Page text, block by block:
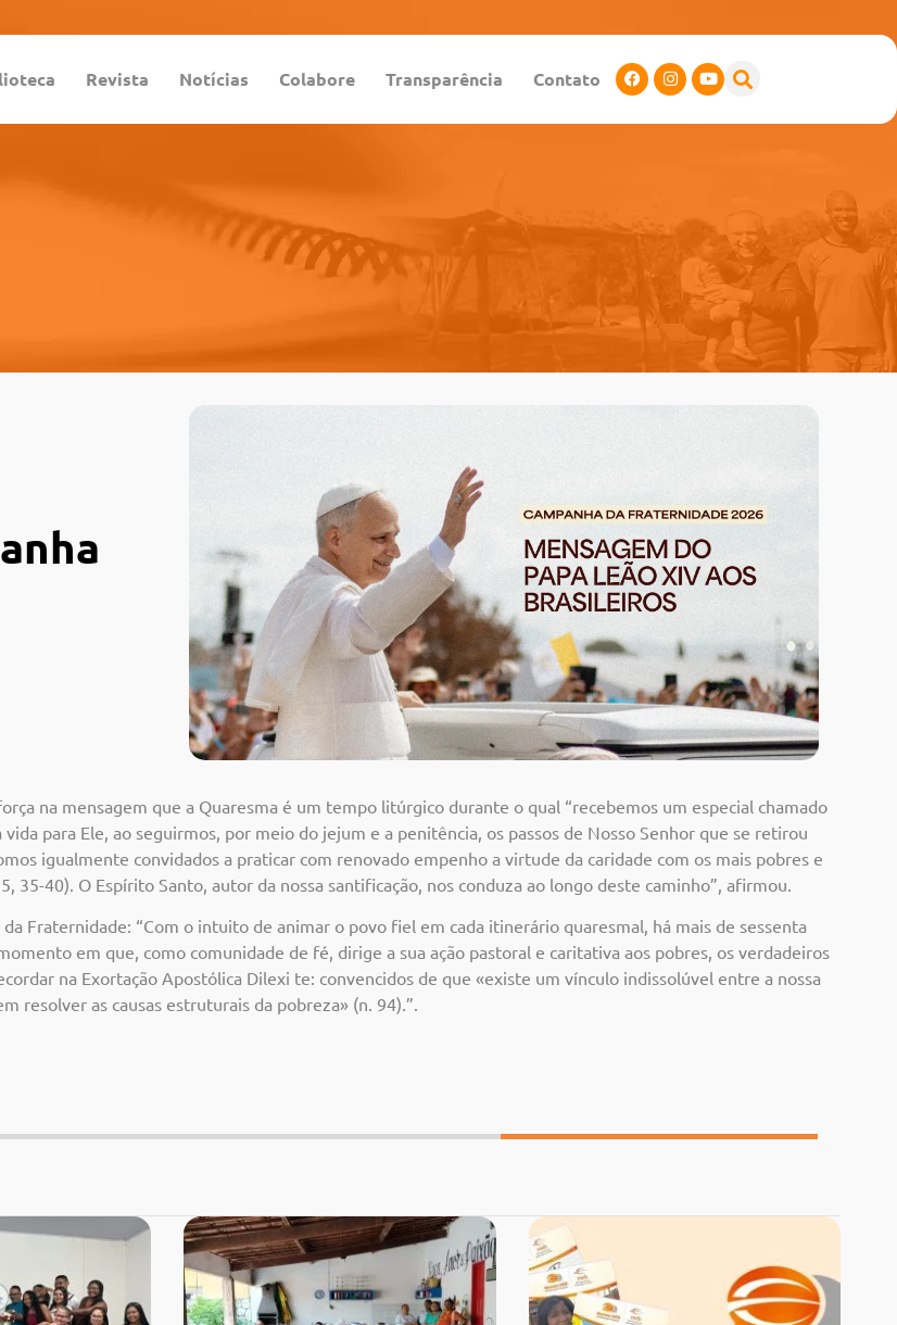
Revista Notícias Colabore Transparência Contato
na mensagem que a Quaresma é um tempo litúrgico durante o qual “recebemos um especial chamado
para Ele, ao seguirmos, por meio do jejum e a penitência, os passos de Nosso Senhor que se retirou
igualmente convidados a praticar com renovado empenho a virtude da caridade com os mais pobres e
35-40). O Espírito Santo, autor da nossa santificação, nos conduza ao longo deste caminho”, afirmou.
Fraternidade: “Com o intuito de animar o povo fiel em cada itinerário quaresmal, há mais de sessenta
em que, como comunidade de fé, dirige a sua ação pastoral e caritativa aos pobres, os verdadeiros
na Exortação Apostólica Dilexi te: convencidos de que «existe um vínculo indissolúvel entre a nossa
resolver as causas estruturais da pobreza» (n. 94).”.